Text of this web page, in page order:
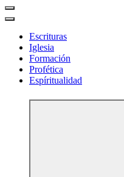
Escrituras
Iglesia
Formación
Profética
Espíritualidad